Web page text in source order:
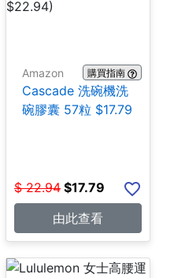
Amazon 購買指南
Cascade 洗碗機洗
碗膠囊 57粒 $17.79
$ 22.94 $17.79
由此查看